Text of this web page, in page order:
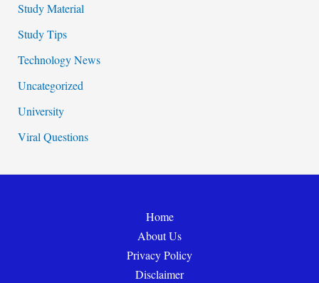
Study Material
Study Tips
Technology News
Uncategorized
University
Viral Questions
Home
About Us
Privacy Policy
Disclaimer